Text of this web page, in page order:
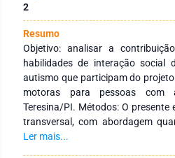
2
Resumo
Objetivo: analisar a
habilidades de interação social
autismo que participam do
motoras para pessoas com
Teresina/PI. Métodos: O
transversal, com abordagem
foi composta por 9 crianças e
Ler mais...